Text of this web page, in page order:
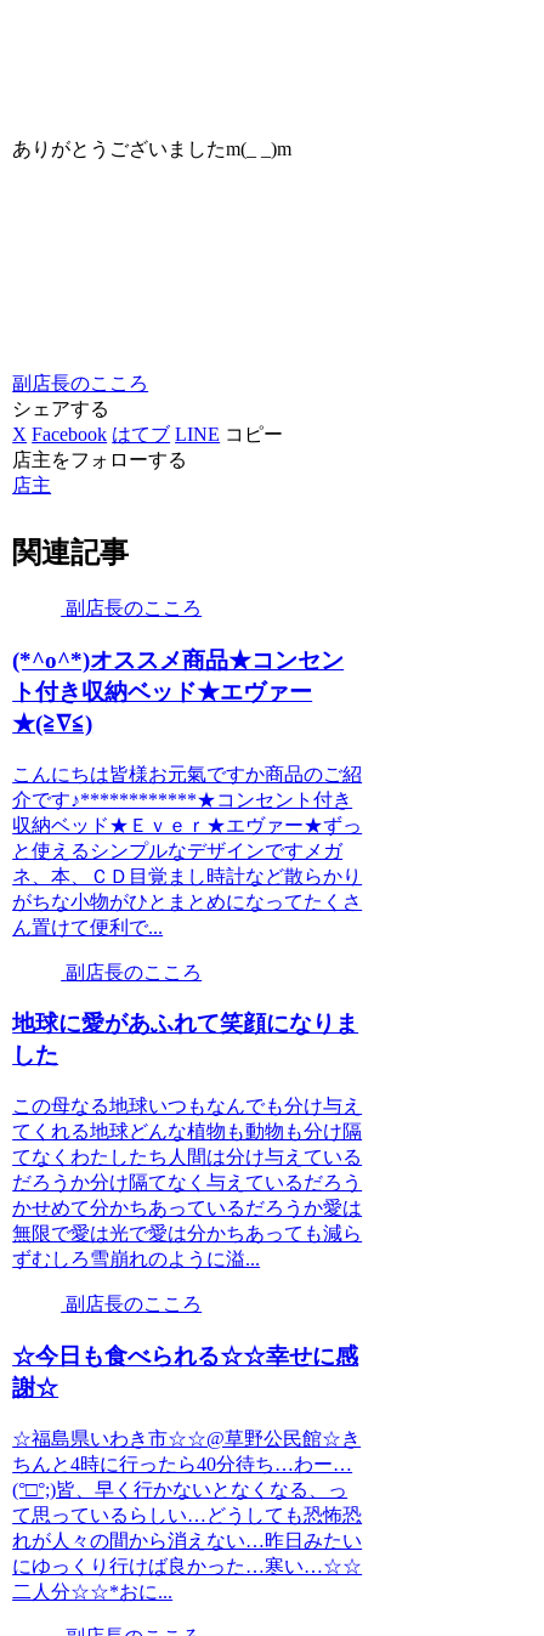
ありがとうございましたm(_ _)m
副店長のこころ
シェアする
X Facebook はてブ LINE コピー
店主をフォローする
店主
関連記事
副店長のこころ
(*^o^*)オススメ商品★コンセン
ト付き収納ベッド★エヴァー
★(≧∇≦)
こんにちは皆様お元氣ですか商品のご紹
介です♪************★コンセント付き
収納ベッド★Ｅｖｅｒ★エヴァー★ずっ
と使えるシンプルなデザインですメガ
ネ、本、ＣＤ目覚まし時計など散らかり
がちな小物がひとまとめになってたくさ
ん置けて便利で...
副店長のこころ
地球に愛があふれて笑顔になりま
した
この母なる地球いつもなんでも分け与え
てくれる地球どんな植物も動物も分け隔
てなくわたしたち人間は分け与えている
だろうか分け隔てなく与えているだろう
かせめて分かちあっているだろうか愛は
無限で愛は光で愛は分かちあっても減ら
ずむしろ雪崩れのように溢...
副店長のこころ
☆今日も食べられる☆☆幸せに感
謝☆
☆福島県いわき市☆☆@草野公民館☆き
ちんと4時に行ったら40分待ち…わー…
(°□°;)皆、早く行かないとなくなる、っ
て思っているらしい…どうしても恐怖恐
れが人々の間から消えない…昨日みたい
にゆっくり行けば良かった…寒い…☆☆
二人分☆☆*おに...